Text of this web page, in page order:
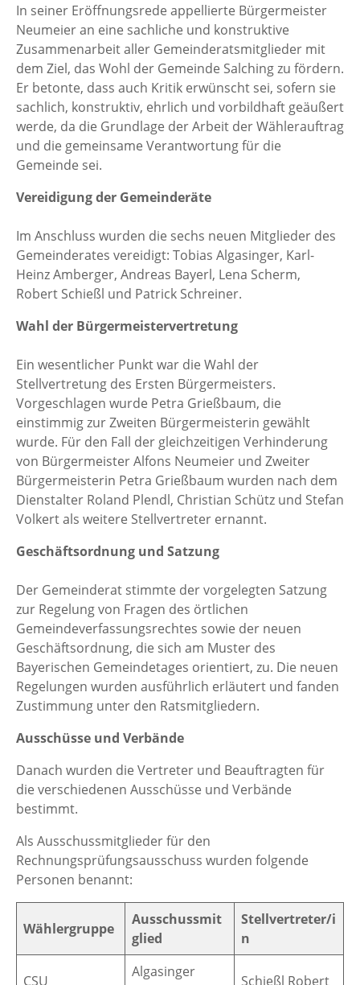
In seiner Eröffnungsrede appellierte Bürgermeister
Neumeier an eine sachliche und konstruktive
Zusammenarbeit aller Gemeinderatsmitglieder mit
dem Ziel, das Wohl der Gemeinde Salching zu fördern.
Er betonte, dass auch Kritik erwünscht sei, sofern sie
sachlich, konstruktiv, ehrlich und vorbildhaft geäußert
werde, da die Grundlage der Arbeit der Wählerauftrag
und die gemeinsame Verantwortung für die
Gemeinde sei.
Vereidigung der Gemeinderäte
Im Anschluss wurden die sechs neuen Mitglieder des
Gemeinderates vereidigt: Tobias Algasinger, Karl-
Heinz Amberger, Andreas Bayerl, Lena Scherm,
Robert Schießl und Patrick Schreiner.
Wahl der Bürgermeistervertretung
Ein wesentlicher Punkt war die Wahl der
Stellvertretung des Ersten Bürgermeisters.
Vorgeschlagen wurde Petra Grießbaum, die
einstimmig zur Zweiten Bürgermeisterin gewählt
wurde. Für den Fall der gleichzeitigen Verhinderung
von Bürgermeister Alfons Neumeier und Zweiter
Bürgermeisterin Petra Grießbaum wurden nach dem
Dienstalter Roland Plendl, Christian Schütz und Stefan
Volkert als weitere Stellvertreter ernannt.
Geschäftsordnung und Satzung
Der Gemeinderat stimmte der vorgelegten Satzung
zur Regelung von Fragen des örtlichen
Gemeindeverfassungsrechtes sowie der neuen
Geschäftsordnung, die sich am Muster des
Bayerischen Gemeindetages orientiert, zu. Die neuen
Regelungen wurden ausführlich erläutert und fanden
Zustimmung unter den Ratsmitgliedern.
Ausschüsse und Verbände
Danach wurden die Vertreter und Beauftragten für
die verschiedenen Ausschüsse und Verbände
bestimmt.
Als Ausschussmitglieder für den
Rechnungsprüfungsausschuss wurden folgende
Personen benannt:
Wählergruppe
Ausschussmit
glied
Stellvertreter/i
n
CSU
Algasinger
Schießl Robert